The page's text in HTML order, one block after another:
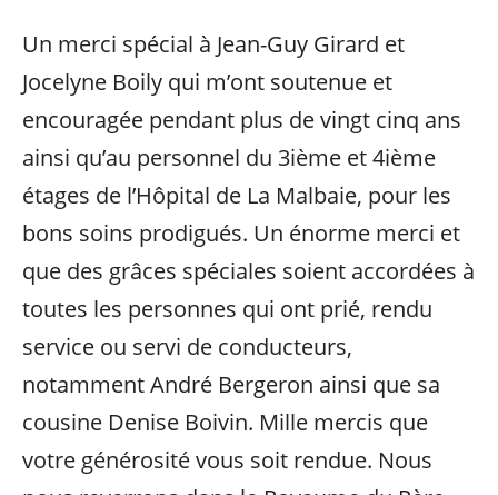
Un merci spécial à Jean-Guy Girard et
Jocelyne Boily qui m’ont soutenue et
encouragée pendant plus de vingt cinq ans
ainsi qu’au personnel du 3ième et 4ième
étages de l’Hôpital de La Malbaie, pour les
bons soins prodigués. Un énorme merci et
que des grâces spéciales soient accordées à
toutes les personnes qui ont prié, rendu
service ou servi de conducteurs,
notamment André Bergeron ainsi que sa
cousine Denise Boivin. Mille mercis que
votre générosité vous soit rendue. Nous